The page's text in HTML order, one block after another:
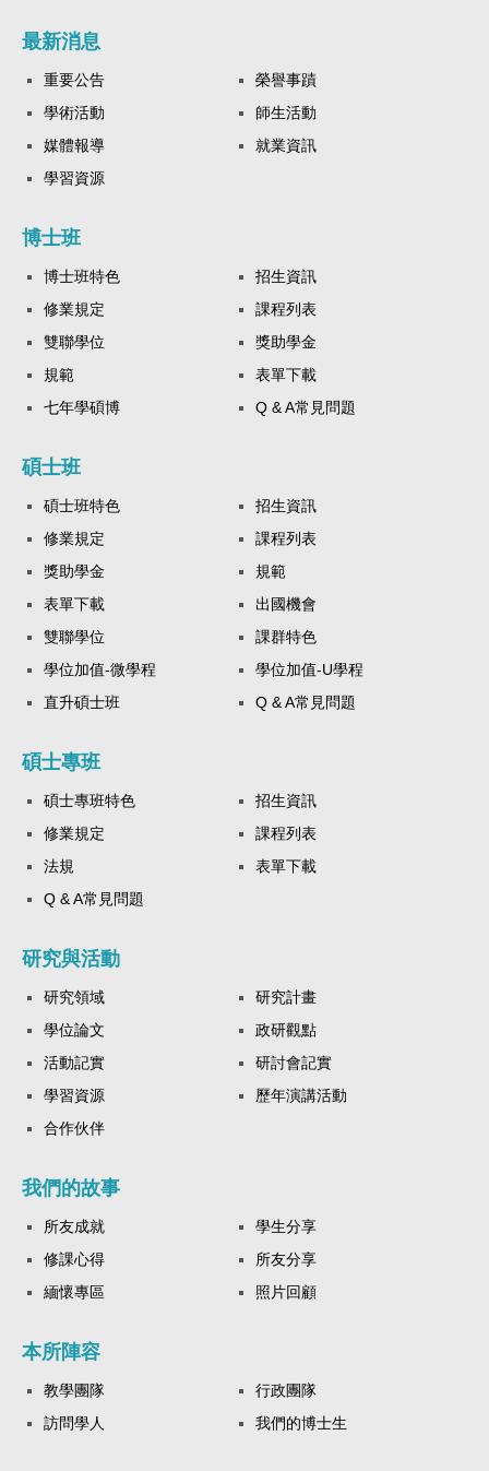
最新消息
重要公告
榮譽事蹟
學術活動
師生活動
媒體報導
就業資訊
學習資源
博士班
博士班特色
招生資訊
修業規定
課程列表
雙聯學位
獎助學金
規範
表單下載
七年學碩博
Q & A常見問題
碩士班
碩士班特色
招生資訊
修業規定
課程列表
獎助學金
規範
表單下載
出國機會
雙聯學位
課群特色
學位加值-微學程
學位加值-U學程
直升碩士班
Q & A常見問題
碩士專班
碩士專班特色
招生資訊
修業規定
課程列表
法規
表單下載
Q & A常見問題
研究與活動
研究領域
研究計畫
學位論文
政研觀點
活動記實
研討會記實
學習資源
歷年演講活動
合作伙伴
我們的故事
所友成就
學生分享
修課心得
所友分享
緬懷專區
照片回顧
本所陣容
教學團隊
行政團隊
訪問學人
我們的博士生